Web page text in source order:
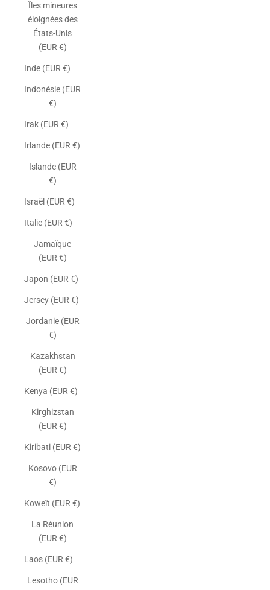
Îles mineures
éloignées des
États-Unis
(EUR €)
Inde (EUR €)
Indonésie (EUR
€)
Irak (EUR €)
Irlande (EUR €)
Islande (EUR
€)
Israël (EUR €)
Italie (EUR €)
Jamaïque
(EUR €)
Japon (EUR €)
Jersey (EUR €)
Jordanie (EUR
€)
Kazakhstan
(EUR €)
Kenya (EUR €)
Kirghizstan
(EUR €)
Kiribati (EUR €)
Kosovo (EUR
€)
Koweït (EUR €)
La Réunion
(EUR €)
Laos (EUR €)
Lesotho (EUR